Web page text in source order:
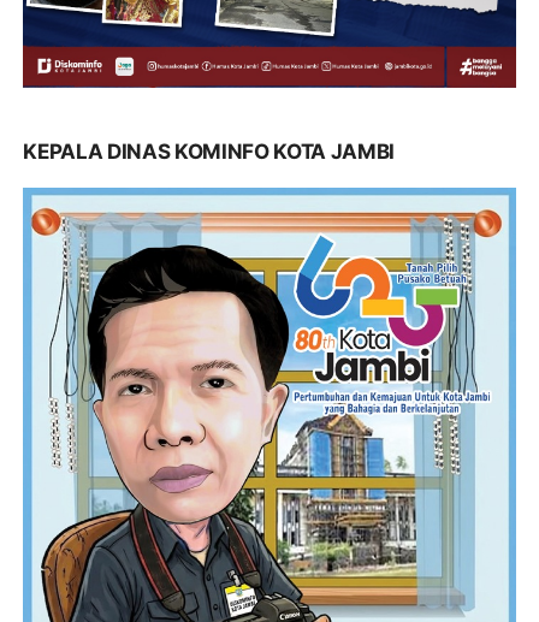
KEPALA DINAS KOMINFO KOTA JAMBI